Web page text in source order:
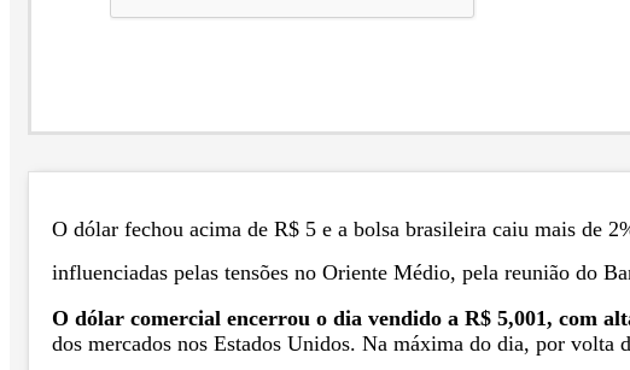
O dólar fechou acima de R$ 5 e a bolsa brasileira caiu mais de
influenciadas pelas tensões no Oriente Médio, pela reunião do
O dólar comercial encerrou o dia vendido a R$ 5,001, com
dos mercados nos Estados Unidos. Na máxima do dia, por volta